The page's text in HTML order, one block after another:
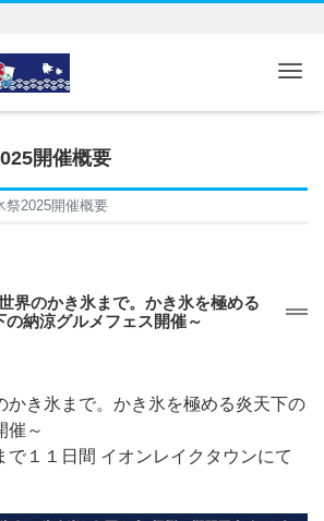
開催概要
祭2025開催概要
界のかき氷まで。かき氷を極める
の納涼グルメフェス開催～
かき氷まで。かき氷を極める炎天下の
催～
で１１日間 イオンレイクタウンにて